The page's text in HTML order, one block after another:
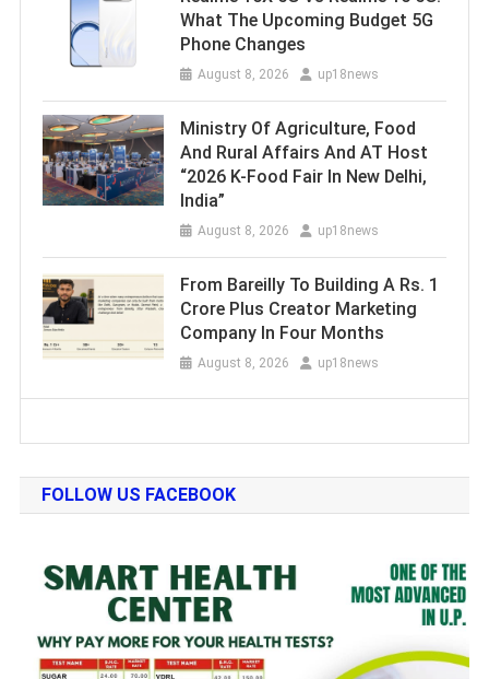
What The Upcoming Budget 5G
Phone Changes
August 8, 2026 up18news
Ministry Of Agriculture, Food
And Rural Affairs And AT Host
“2026 K-Food Fair In New Delhi,
India”
August 8, 2026 up18news
From Bareilly To Building A Rs. 1
Crore Plus Creator Marketing
Company In Four Months
August 8, 2026 up18news
FOLLOW US FACEBOOK